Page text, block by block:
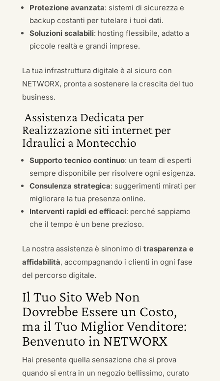
Protezione avanzata: sistemi di sicurezza e
backup costanti per tutelare i tuoi dati.
Soluzioni scalabili: hosting flessibile, adatto a
piccole realtà e grandi imprese.
La tua infrastruttura digitale è al sicuro con
NETWORX, pronta a sostenere la crescita del tuo
business.
Assistenza Dedicata per
Realizzazione siti internet per
Idraulici a Montecchio
Supporto tecnico continuo: un team di esperti
sempre disponibile per risolvere ogni esigenza.
Consulenza strategica: suggerimenti mirati per
migliorare la tua presenza online.
Interventi rapidi ed efficaci: perché sappiamo
che il tempo è un bene prezioso.
La nostra assistenza è sinonimo di trasparenza e
affidabilità, accompagnando i clienti in ogni fase
del percorso digitale.
Il Tuo Sito Web Non
Dovrebbe Essere un Costo,
ma il Tuo Miglior Venditore:
Benvenuto in NETWORX
Hai presente quella sensazione che si prova
quando si entra in un negozio bellissimo, curato